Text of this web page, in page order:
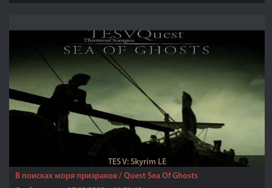
TES V: Skyrim LE
В поисках моря призраков / Quest Sea Of Ghosts